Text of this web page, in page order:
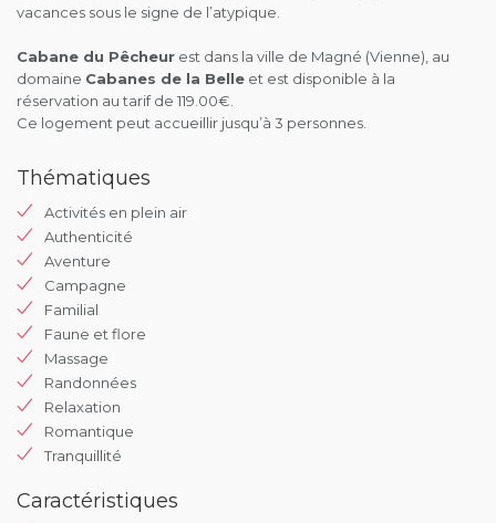
vacances sous le signe de l’atypique.
Cabane du Pêcheur est dans la ville de Magné (Vienne), au
domaine Cabanes de la Belle et est disponible à la
réservation au tarif de 119.00€.
Ce logement peut accueillir jusqu’à 3 personnes.
Thématiques
Activités en plein air
Authenticité
Aventure
Campagne
Familial
Faune et flore
Massage
Randonnées
Relaxation
Romantique
Tranquillité
Caractéristiques